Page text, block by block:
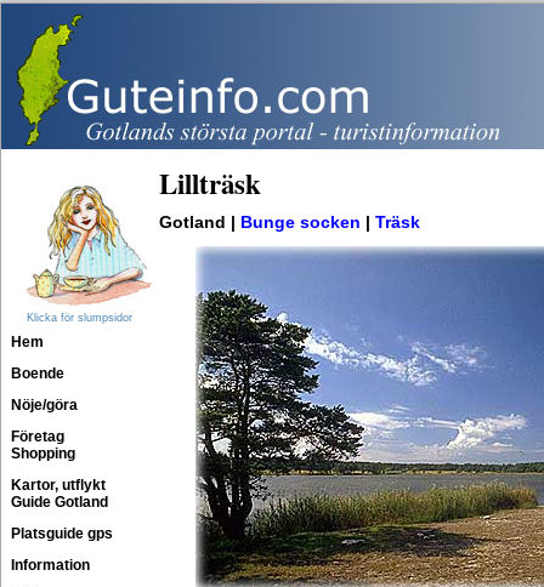
Klicka för slumpsidor
Hem
Boende
Nöje/göra
Företag
Shopping
Kartor, utflykt
Guide Gotland
Platsguide gps
Information
Lillträsk
Gotland | Bunge socken Träsk